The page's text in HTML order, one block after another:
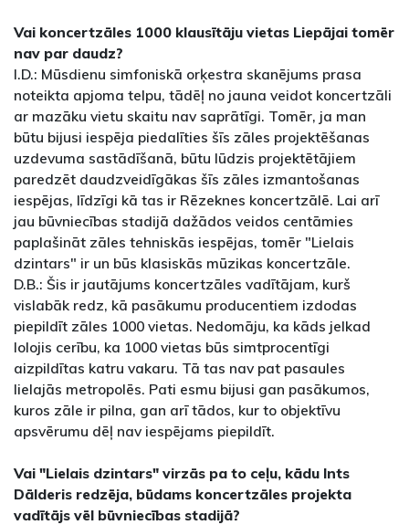
Vai koncertzāles 1000 klausītāju vietas Liepājai tomēr
nav par daudz?
I.D.: Mūsdienu simfoniskā orķestra skanējums prasa
noteikta apjoma telpu, tādēļ no jauna veidot koncertzāli
ar mazāku vietu skaitu nav saprātīgi. Tomēr, ja man
būtu bijusi iespēja piedalīties šīs zāles projektēšanas
uzdevuma sastādīšanā, būtu lūdzis projektētājiem
paredzēt daudzveidīgākas šīs zāles izmantošanas
iespējas, līdzīgi kā tas ir Rēzeknes koncertzālē. Lai arī
jau būvniecības stadijā dažādos veidos centāmies
paplašināt zāles tehniskās iespējas, tomēr "Lielais
dzintars" ir un būs klasiskās mūzikas koncertzāle.
D.B.: Šis ir jautājums koncertzāles vadītājam, kurš
vislabāk redz, kā pasākumu producentiem izdodas
piepildīt zāles 1000 vietas. Nedomāju, ka kāds jelkad
lolojis cerību, ka 1000 vietas būs simtprocentīgi
aizpildītas katru vakaru. Tā tas nav pat pasaules
lielajās metropolēs. Pati esmu bijusi gan pasākumos,
kuros zāle ir pilna, gan arī tādos, kur to objektīvu
apsvērumu dēļ nav iespējams piepildīt.
Vai "Lielais dzintars" virzās pa to ceļu, kādu Ints
Dālderis redzēja, būdams koncertzāles projekta
vadītājs vēl būvniecības stadijā?